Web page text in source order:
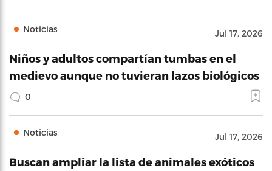
Noticias Jul 17, 2026
Niños y adultos compartían tumbas en el
medievo aunque no tuvieran lazos biológicos
0
Noticias Jul 17, 2026
Buscan ampliar la lista de animales exóticos